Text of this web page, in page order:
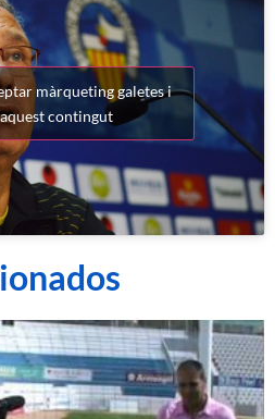
màrqueting galetes i
contingut